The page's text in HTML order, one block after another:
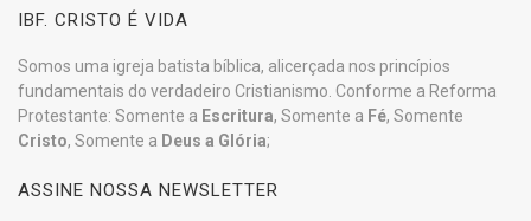
IBF. CRISTO É VIDA
Somos uma igreja batista bíblica, alicerçada nos princípios
fundamentais do verdadeiro Cristianismo. Conforme a Reforma
Protestante: Somente a Escritura, Somente a Fé, Somente
Cristo, Somente a Deus a Glória;
ASSINE NOSSA NEWSLETTER